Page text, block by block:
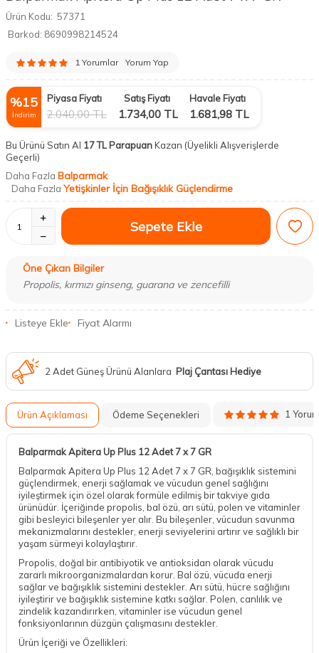
Ürün Kodu: 57371
Barkod: 8690998214524
1 Yorumlar Yorum Yap
%15
İndirim
Piyasa Fiyatı
2.040,00TL
Satış Fiyatı
1.734,00 TL
Havale Fiyatı
1.681,98 TL
Bu Ürünü Satın Al 17 TL ParapuanKazan (Üyelikli Alışverişlerde
Geçerli)
Daha Fazla Balparmak
Daha Fazla Yetişkinler İçin Bağışıklık Güçlendirme
Sepete Ekle
Öne Çıkan Bilgiler
Propolis, kırmızı ginseng, guarana ve zencefilli
Listeye Ekle Fiyat Alarmı
2 Adet Güneş Ürünü Alanlara Plaj Çantası Hediye
Ürün Açıklaması Ödeme Seçenekleri 1 Yorum
Balparmak Apitera Up Plus 12 Adet 7 x 7 GR
Balparmak Apitera Up Plus 12 Adet 7 x 7 GR, bağışıklık sistemini
güçlendirmek, enerji sağlamak ve vücudun genel sağlığını
iyileştirmek için özel olarak formüle edilmiş bir takviye gıda
ürünüdür. İçeriğinde propolis, bal özü, arı sütü, polen ve vitaminler
gibi besleyici bileşenler yer alır. Bu bileşenler, vücudun savunma
mekanizmalarını destekler, enerji seviyelerini artırır ve sağlıklı bir
yaşam sürmeyi kolaylaştırır.
Propolis, doğal bir antibiyotik ve antioksidan olarak vücudu
zararlı mikroorganizmalardan korur. Bal özü, vücuda enerji
sağlar ve bağışıklık sistemini destekler. Arı sütü, hücre sağlığını
iyileştirir ve bağışıklık sistemine katkı sağlar. Polen, canlılık ve
zindelik kazandırırken, vitaminler ise vücudun genel
fonksiyonlarının düzgün çalışmasını destekler.
Ürün İçeriği ve Özellikleri: